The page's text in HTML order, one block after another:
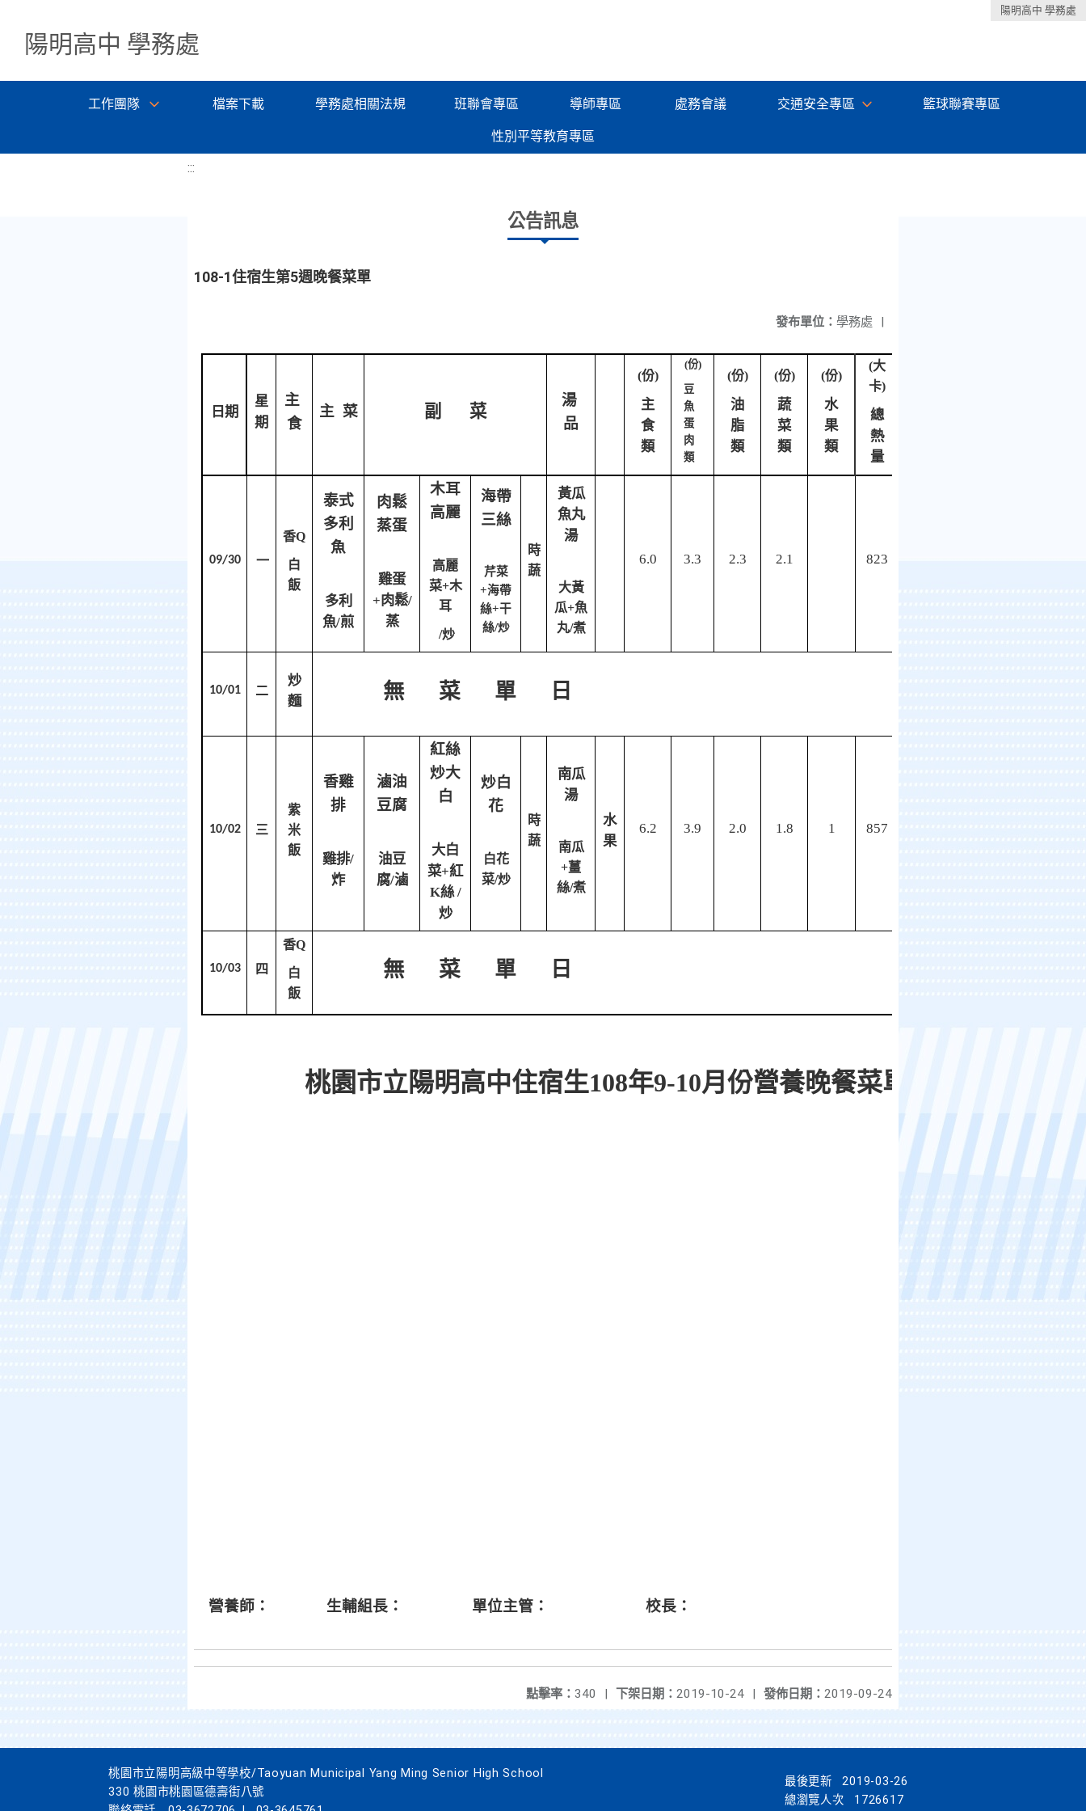
陽明高中 學務處
陽明高中 學務處
工作團隊 檔案下載 學務處相關法規 班聯會專區 導師專區 處務會議 交通安全專區 籃球聯賽專區
性別平等教育專區
:::
公告訊息
108-1住宿生第5週晚餐菜單
發布單位： 學務處 |
日期
星
期
主
食
主 菜 副 菜
湯
品
(份)
主
食
類
(份)
豆
魚
蛋
肉
類
(份)
油
脂
類
(份)
蔬
菜
類
(份)
水
果
類
(大
卡)
總
熱
量
09/30 一
香Q
白
飯
泰式
多利
魚
多利
魚/煎
肉鬆
蒸蛋
雞蛋
+肉鬆/
蒸
木耳
高麗
高麗
菜+木
耳
/炒
海帶
三絲
芹菜
+海帶
絲+干
絲/炒
時
蔬
黃瓜
魚丸
湯
大黃
瓜+魚
丸/煮
6.0 3.3 2.3 2.1 823
10/01 二
炒
麵
無 菜 單 日
10/02 三
紫
米
飯
香雞
排
雞排/
炸
滷油
豆腐
油豆
腐/滷
紅絲
炒大
白
大白
菜+紅
K絲 /
炒
炒白
花
白花
菜/炒
時
蔬
南瓜
湯
南瓜
+薑
絲/煮
水
果
6.2 3.9 2.0 1.8 1 857
10/03 四
香Q
白
飯
無 菜 單 日
桃園市立陽明高中住宿生108年9-10月份營養晚餐菜單
營養師： 生輔組長： 單位主管： 校長：
發佈日期： 2019-09-24
下架日期： 2019-10-24 |
點擊率： 340 |
桃園市立陽明高級中等學校/Taoyuan Municipal Yang Ming Senior High School
330 桃園市桃園區德壽街八號
最後更新
2019-03-26
總瀏覽人次
1726617